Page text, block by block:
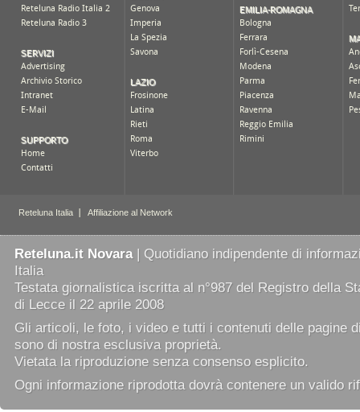
Reteluna.it Novara| Quotidiano indipendente di
Italia
Testata giornalistica iscritta al n°987 del Registro della
di Lecce il 22 aprile 2008
Gli articoli, le foto, i video e tutti i contenuti delle pagine
sono di nostra esclusiva proprietà.
Vietata la riproduzione senza consenso esplicito.
Ogni informazione riprodotta dovrà contenere un valido